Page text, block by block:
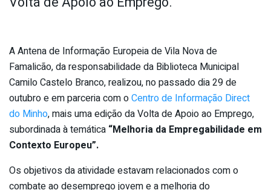
A Antena de Informação Europeia de Vila Nova de
Famalicão, da responsabilidade da Biblioteca Municipal
Camilo Castelo Branco, realizou, no passado dia 29 de
outubro e em parceria com oCentro de Informação Direct
do Minho, mais uma edição da Volta de Apoio ao Emprego,
subordinada à temática “Melhoria da Empregabilidade em
Contexto Europeu”.
Os objetivos da atividade estavam relacionados com o
combate ao desemprego jovem e a melhoria do